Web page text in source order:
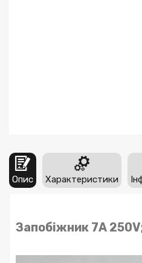
Опис Характеристики
Запобіжник 7A